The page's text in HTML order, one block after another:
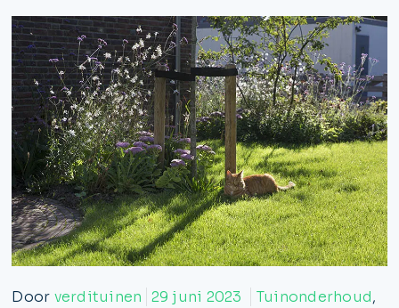
Door verdituinen 29 juni 2023 Tuinonderhoud,